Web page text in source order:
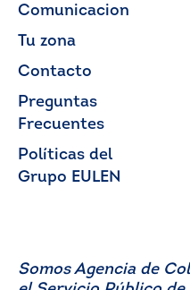
Comunicacion
Tu zona
Contacto
Preguntas
Frecuentes
Políticas del
Grupo EULEN
Somos Agencia de